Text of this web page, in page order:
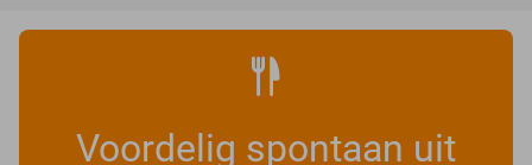
Voordelig spontaan uit